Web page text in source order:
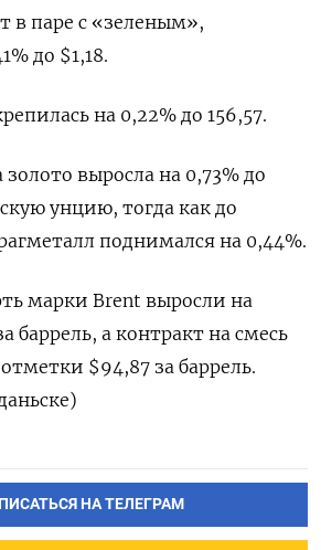
в паре ​с «зеленым»,
до $1,18.
на 0,22% до 156,57.
выросла на 0,73% до
унцию, тогда как до
поднимался на 0,44%.
марки Brent ‌выросли на
‌баррель, а контракт на смесь
$94,87 за баррель.
НА ТЕЛЕГРАМ